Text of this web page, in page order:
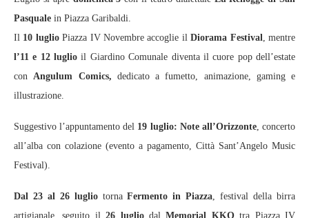
Pasquale in Piazza Garibaldi.
Il 10 luglioPiazza IV Novembre accoglie il Diorama Festival
, mentre
l’11 e 12 luglio il Giardino Comunale diventa il cuore pop dell’estate
con Angulum Comics, dedicato a fumetto, animazione, gaming e
illustrazione.
Suggestivo l’appuntamento del 19 luglio: Note all’Orizzonte, concerto
all’alba con colazione (evento a pagamento, Città Sant’Angelo Music
Festival).
Dal 23 al 26 lugliotornaFermento in Piazza , festival della birra
artigianale, seguito il 26 lugliodalMemorial KKOtra Piazza IV